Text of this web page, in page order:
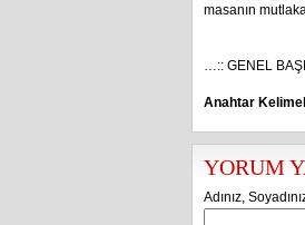
masanın
…:: GENEL
Anahtar
YORUM
Adınız,